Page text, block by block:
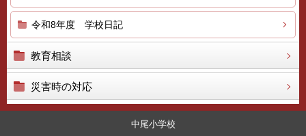
令和8年度 学校日記
教育相談
災害時の対応
中尾小学校